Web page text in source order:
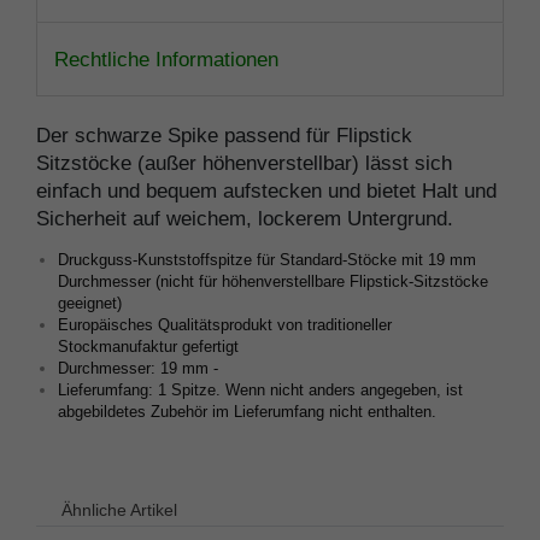
Rechtliche Informationen
Der schwarze Spike passend für Flipstick
Sitzstöcke (außer höhenverstellbar) lässt sich
einfach und bequem aufstecken und bietet Halt und
Sicherheit auf weichem, lockerem Untergrund.
Druckguss-Kunststoffspitze für Standard-Stöcke mit 19 mm
Durchmesser (nicht für höhenverstellbare Flipstick-Sitzstöcke
geeignet)
Europäisches Qualitätsprodukt von traditioneller
Stockmanufaktur gefertigt
Durchmesser: 19 mm -
Lieferumfang: 1 Spitze. Wenn nicht anders angegeben, ist
abgebildetes Zubehör im Lieferumfang nicht enthalten.
Ähnliche Artikel